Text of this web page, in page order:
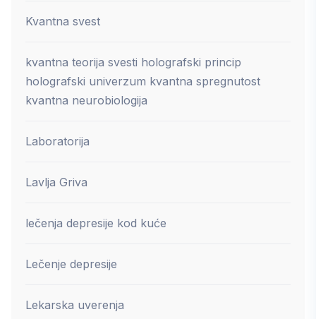
Kvantna svest
kvantna teorija svesti holografski princip
holografski univerzum kvantna spregnutost
kvantna neurobiologija
Laboratorija
Lavlja Griva
lečenja depresije kod kuće
Lečenje depresije
Lekarska uverenja